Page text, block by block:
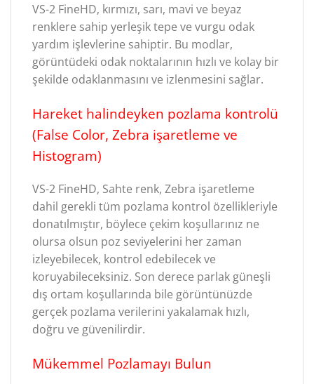
VS-2 FineHD, kırmızı, sarı, mavi ve beyaz
renklere sahip yerleşik tepe ve vurgu odak
yardım işlevlerine sahiptir. Bu modlar,
görüntüdeki odak noktalarının hızlı ve kolay bir
şekilde odaklanmasını ve izlenmesini sağlar.
Hareket halindeyken pozlama kontrolü
(False Color, Zebra işaretleme ve
Histogram)
VS-2 FineHD, Sahte renk, Zebra işaretleme
dahil gerekli tüm pozlama kontrol özellikleriyle
donatılmıştır, böylece çekim koşullarınız ne
olursa olsun poz seviyelerini her zaman
izleyebilecek, kontrol edebilecek ve
koruyabileceksiniz. Son derece parlak güneşli
dış ortam koşullarında bile görüntünüzde
gerçek pozlama verilerini yakalamak hızlı,
doğru ve güvenilirdir.
Mükemmel Pozlamayı Bulun